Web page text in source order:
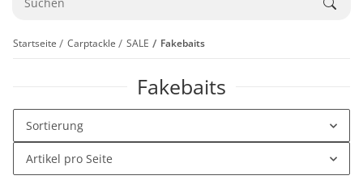
Startseite Carptackle SALE Fakebaits
Fakebaits
Sortierung
Artikel pro Seite